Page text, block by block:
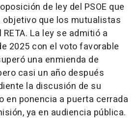
de ley del PSOE que
que los mutualistas
La ley se admitió a
2025 con el voto favorable
una enmienda de
casi un año después
la discusión de su
en ponencia a puerta cerrada
ya en audiencia pública.